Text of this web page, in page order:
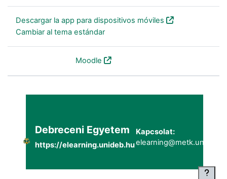
Descargar la app para dispositivos móviles
Cambiar al tema estándar
Moodle
Debreceni Egyetem
https://elearning.unideb.hu
Kapcsolat: